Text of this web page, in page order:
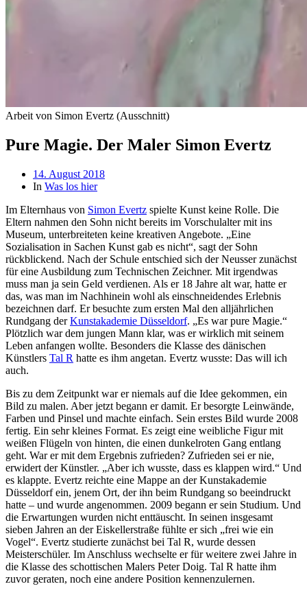
Arbeit von Simon Evertz (Ausschnitt)
Pure Magie. Der Maler Simon Evertz
Beitragsdatum
14. August 2018
In Was los hier
Im Elternhaus von Simon Evertz spielte Kunst keine Rolle. Die
Eltern nahmen den Sohn nicht bereits im Vorschulalter mit ins
Museum, unterbreiteten keine kreativen Angebote. „Eine
Sozialisation in Sachen Kunst gab es nicht“, sagt der Sohn
rückblickend. Nach der Schule entschied sich der Neusser zunächst
für eine Ausbildung zum Technischen Zeichner. Mit irgendwas
muss man ja sein Geld verdienen. Als er 18 Jahre alt war, hatte er
das, was man im Nachhinein wohl als einschneidendes Erlebnis
bezeichnen darf. Er besuchte zum ersten Mal den alljährlichen
Rundgang derKunstakademie Düsseldorf. „Es war pure Magie.“
Plötzlich war dem jungen Mann klar, was er wirklich mit seinem
Leben anfangen wollte. Besonders die Klasse des dänischen
Künstlers Tal R hatte es ihm angetan. Evertz wusste: Das will ich
auch.
Bis zu dem Zeitpunkt war er niemals auf die Idee gekommen, ein
Bild zu malen. Aber jetzt begann er damit. Er besorgte Leinwände,
Farben und Pinsel und machte einfach. Sein erstes Bild wurde 2008
fertig. Ein sehr kleines Format. Es zeigt eine weibliche Figur mit
weißen Flügeln von hinten, die einen dunkelroten Gang entlang
geht. War er mit dem Ergebnis zufrieden? Zufrieden sei er nie,
erwidert der Künstler. „Aber ich wusste, dass es klappen wird.“ Und
es klappte. Evertz reichte eine Mappe an der Kunstakademie
Düsseldorf ein, jenem Ort, der ihn beim Rundgang so beeindruckt
hatte – und wurde angenommen. 2009 begann er sein Studium. Und
die Erwartungen wurden nicht enttäuscht. In seinen insgesamt
sieben Jahren an der Eiskellerstraße fühlte er sich „frei wie ein
Vogel“. Evertz studierte zunächst bei Tal R, wurde dessen
Meisterschüler. Im Anschluss wechselte er für weitere zwei Jahre in
die Klasse des schottischen Malers Peter Doig. Tal R hatte ihm
zuvor geraten, noch eine andere Position kennenzulernen.